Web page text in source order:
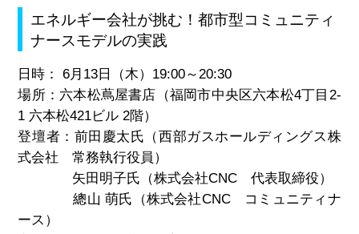
エネルギー会社が挑む！都市型コミュニティ
ナースモデルの実践
日時： 6月13日（木）19:00～20:30
場所：六本松蔦屋書店（福岡市中央区六本松4丁目2-
1 六本松421ビル 2階）
登壇者：前田慶太氏（西部ガスホールディングス株
式会社 常務執行役員）
矢田明子氏（株式会社CNC 代表取締役）
總山 萌氏（株式会社CNC コミュニティナ
ース）